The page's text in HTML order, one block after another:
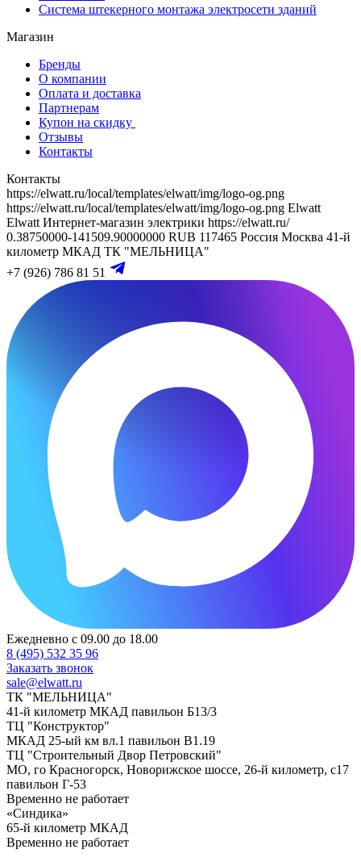
Система штекерного монтажа электросети зданий
Магазин
Бренды
О компании
Оплата и доставка
Партнерам
Купон на скидку
Отзывы
Контакты
Контакты
https://elwatt.ru/local/templates/elwatt/img/logo-og.png
https://elwatt.ru/local/templates/elwatt/img/logo-og.png Elwatt
Elwatt Интернет-магазин электрики https://elwatt.ru/
0.38750000-141509.90000000 RUB 117465 Россия Москва 41-й
километр МКАД ТК "МЕЛЬНИЦА"
+7 (926) 786 81 51
Ежедневно с 09.00 до 18.00
8 (495) 532 35 96
Заказать звонок
sale@elwatt.ru
ТК "МЕЛЬНИЦА"
41-й километр МКАД павильон Б13/3
ТЦ "Конструктор"
МКАД 25-ый км вл.1 павильон В1.19
ТЦ "Строительный Двор Петровский"
МО, го Красногорск, Новорижское шоссе, 26-й километр, с17
павильон Г-53
Временно не работает
«Синдика»
65-й километр МКАД
Временно не работает